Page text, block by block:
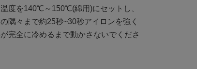
度を140℃～150℃(綿用)にセットし、
隅々まで約25秒~30秒アイロンを強く
完全に冷めるまで動かさないでくださ